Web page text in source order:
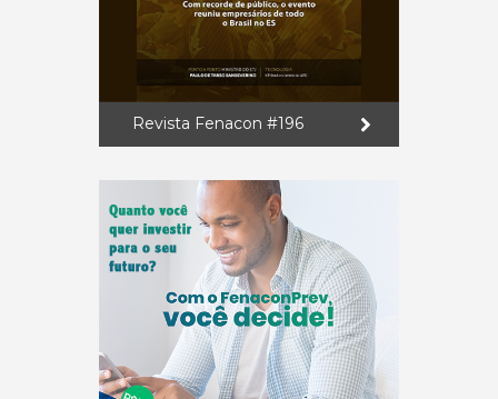
Revista Fenacon #196